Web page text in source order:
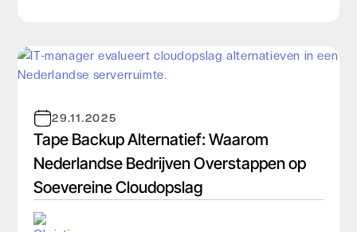
29.11.2025
Tape Backup Alternatief: Waarom
Nederlandse Bedrijven Overstappen op
Soevereine Cloudopslag